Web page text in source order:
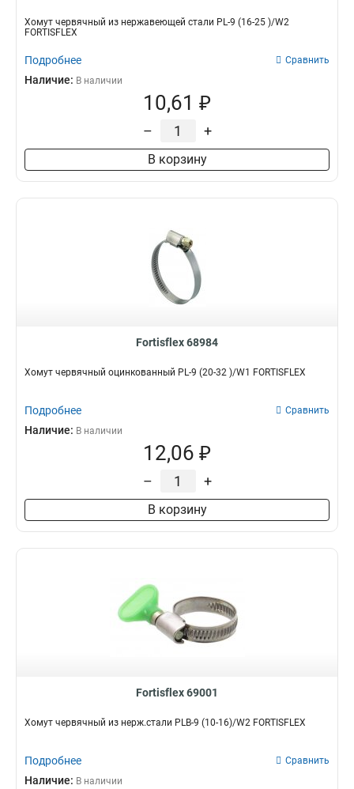
Хомут червячный из нержавеющей стали PL-9 (16-25 )/W2
FORTISFLEX
Подробнее Сравнить
Наличие: В наличии
10,61 ₽
– +
В корзину
Fortisflex 68984
Хомут червячный оцинкованный PL-9 (20-32 )/W1 FORTISFLEX
Подробнее Сравнить
Наличие: В наличии
12,06 ₽
– +
В корзину
Fortisflex 69001
Хомут червячный из нерж.стали PLB-9 (10-16)/W2 FORTISFLEX
Подробнее Сравнить
Наличие: В наличии